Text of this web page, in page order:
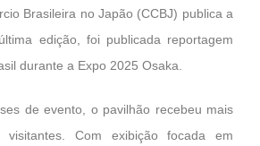
Brasileira no Japão (CCBJ) publica a
edição, foi publicada reportagem
durante a Expo 2025 Osaka.
de evento, o pavilhão recebeu mais
Com exibição focada em